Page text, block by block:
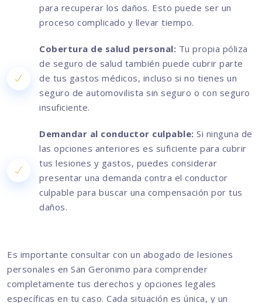
para recuperar los daños. Esto puede ser un
proceso complicado y llevar tiempo.
Cobertura de salud personal: Tu propia póliza
de seguro de salud también puede cubrir parte
de tus gastos médicos, incluso si no tienes un
seguro de automovilista sin seguro o con seguro
insuficiente.
Demandar al conductor culpable: Si ninguna de
las opciones anteriores es suficiente para cubrir
tus lesiones y gastos, puedes considerar
presentar una demanda contra el conductor
culpable para buscar una compensación por tus
daños.
Es importante consultar con un abogado de lesiones
personales en San Geronimo para comprender
completamente tus derechos y opciones legales
específicas en tu caso. Cada situación es única, y un